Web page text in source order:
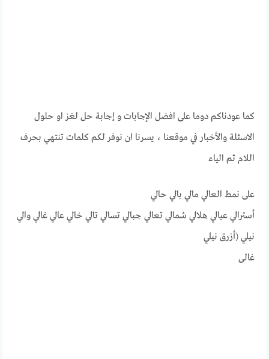
كما عودناكم دوما على افضل الإجابات و إجابة حل لغز او حلول
الاسئلة والأخبار في موقعنا ، يسرنا ان نوفر لكم كلمات تنتهي بحرف
اللام ثم الياء
على نمط العالي مالي بالي حالي
أسترالي عيالي هلالي شمالي تعالي جبالي تسالي تالي خالي عالي غالي والي
نيلي (أزرق نيلي
غالی